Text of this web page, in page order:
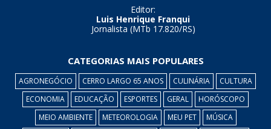
Editor:
Luis Henrique Franqui
Jornalista (MTb 17.820/RS)
CATEGORIAS MAIS POPULARES
AGRONEGÓCIO CERRO LARGO 65 ANOS CULINÁRIA
CULTURA
ECONOMIA
EDUCAÇÃO ESPORTES GERAL
HORÓSCOPO
MEIO AMBIENTE
METEOROLOGIA MEU PET
MÚSICA